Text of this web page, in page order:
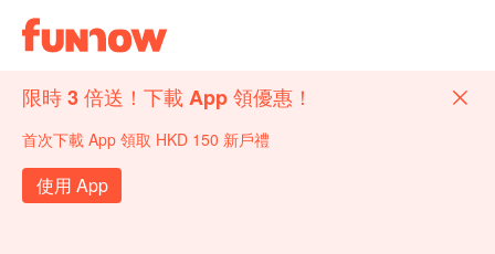
限時 3 倍送！下載 App 領優惠！
首次下載 App 領取 HKD 150 新戶禮
使用 App